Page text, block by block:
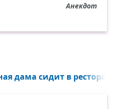
Анекдот
дама сидит в